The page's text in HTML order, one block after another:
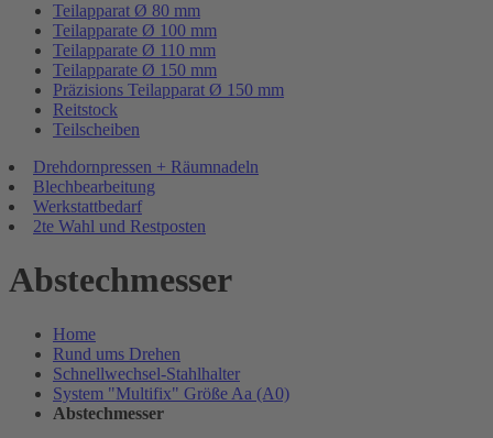
Teilapparat Ø 80 mm
Teilapparate Ø 100 mm
Teilapparate Ø 110 mm
Teilapparate Ø 150 mm
Präzisions Teilapparat Ø 150 mm
Reitstock
Teilscheiben
Drehdornpressen + Räumnadeln
Blechbearbeitung
Werkstattbedarf
2te Wahl und Restposten
Abstechmesser
Home
Rund ums Drehen
Schnellwechsel-Stahlhalter
System "Multifix" Größe Aa (A0)
Abstechmesser